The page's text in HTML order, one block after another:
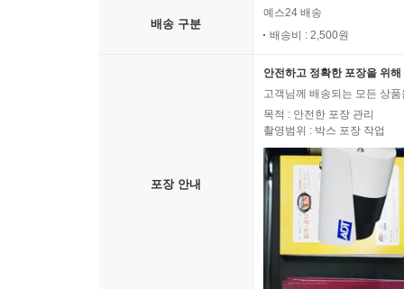
배송 구분
예스24 배송
배송비 : 2,500원
포장 안내
안전하고 정확한 포장을 위
고객님께 배송되는 모든 상
목적 : 안전한 포장 관리
촬영범위 : 박스 포장 작업